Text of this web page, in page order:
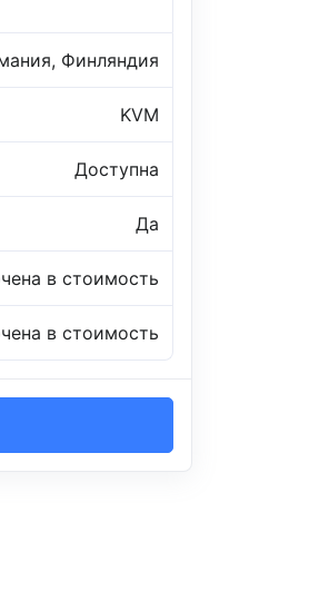
Финляндия
KVM
Доступна
Да
в стоимость
в стоимость